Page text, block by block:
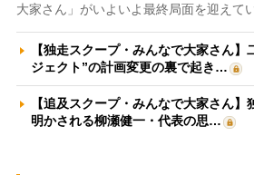
大家さん」がいよいよ最終局面を迎えて
【独走スクープ・みんなで大家さん】
ジェクト”の計画変更の裏で起き…
【追及スクープ・みんなで大家さん
明かされる柳瀬健一・代表の思…